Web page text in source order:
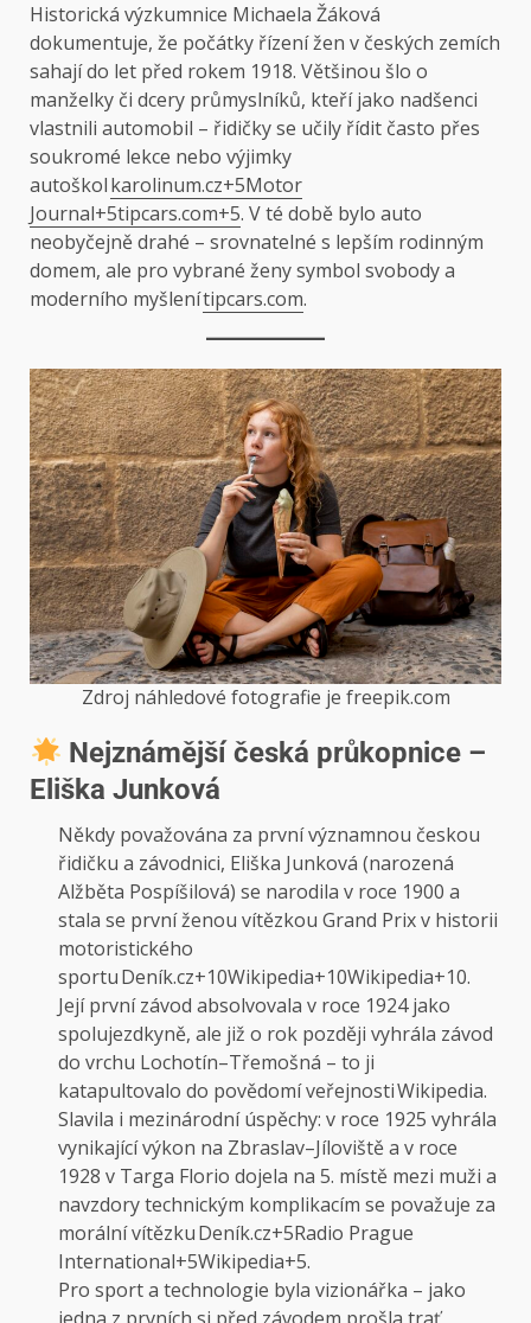
Historická výzkumnice Michaela Žáková
dokumentuje, že počátky řízení žen v českých zemích
sahají do let před rokem 1918. Většinou šlo o
manželky či dcery průmyslníků, kteří jako nadšenci
vlastnili automobil – řidičky se učily řídit často přes
soukromé lekce nebo výjimky
autoškolkarolinum.cz+5Motor
Journal+5tipcars.com+5. V té době bylo auto
neobyčejně drahé – srovnatelné s lepším rodinným
domem, ale pro vybrané ženy symbol svobody a
moderního myšlenítipcars.com.
Zdroj náhledové fotografie je freepik.com
Nejznámější česká průkopnice –
Eliška Junková
Někdy považována za první významnou českou
řidičku a závodnici, Eliška Junková (narozená
Alžběta Pospíšilová) se narodila v roce 1900 a
stala se první ženou vítězkou Grand Prix v historii
motoristického
sportuDeník.cz+10Wikipedia+10Wikipedia+10.
Její první závod absolvovala v roce 1924 jako
spolujezdkyně, ale již o rok později vyhrála závod
do vrchu Lochotín–Třemošná – to ji
katapultovalo do povědomí veřejnostiWikipedia.
Slavila i mezinárodní úspěchy: v roce 1925 vyhrála
vynikající výkon na Zbraslav–Jíloviště a v roce
1928 v Targa Florio dojela na 5. místě mezi muži a
navzdory technickým komplikacím se považuje za
morální vítězkuDeník.cz+5Radio Prague
International+5Wikipedia+5.
Pro sport a technologie byla vizionářka – jako